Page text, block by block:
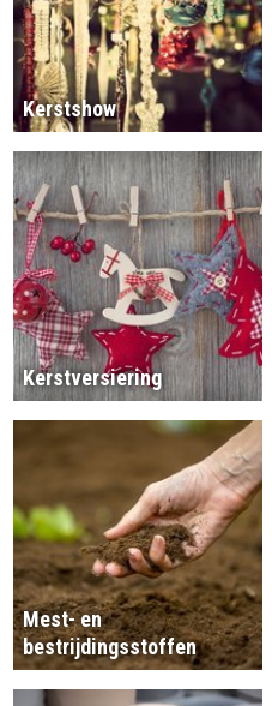
Kerstshow
Kerstversiering
Mest- en
bestrijdingsstoffen